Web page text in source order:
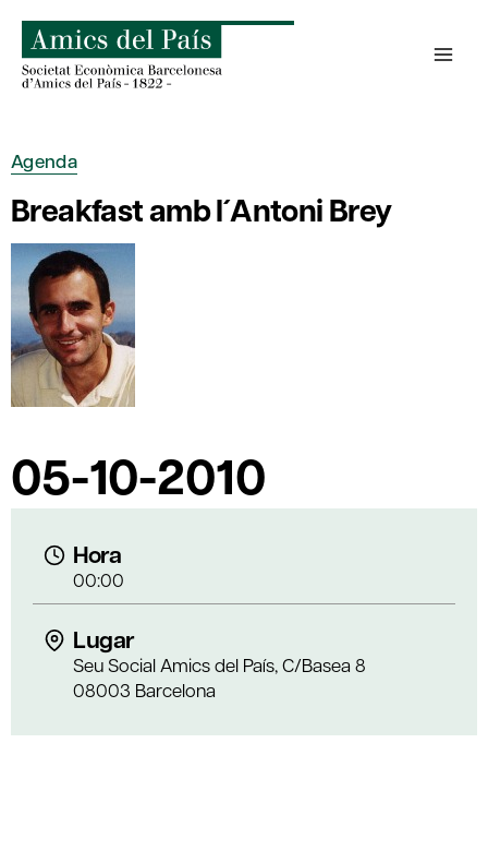
contenido
Agenda
Breakfast amb l´Antoni Brey
05-10-2010
Hora
00:00
Lugar
Seu Social Amics del País, C/Basea 8
08003 Barcelona